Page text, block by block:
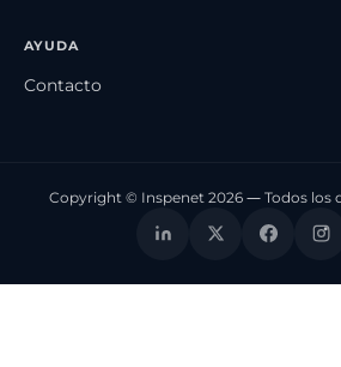
AYUDA
Contacto
Copyright © Inspenet 2026 — Todos los